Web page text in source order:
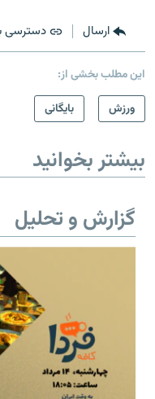
ارسال دسترسی
این مطلب بخشی از:
ورزش
بایگانی
بیشتر بخوانید
گزارش و تحلیل